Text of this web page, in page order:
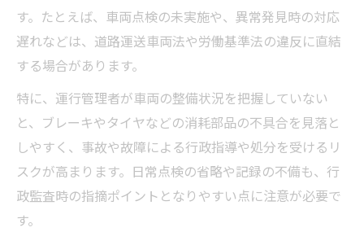
す。たとえば、車両点検の未実施や、異常発見時の対応
遅れなどは、道路運送車両法や労働基準法の違反に直結
する場合があります。
特に、運行管理者が車両の整備状況を把握していない
と、ブレーキやタイヤなどの消耗部品の不具合を見落と
しやすく、事故や故障による行政指導や処分を受けるリ
スクが高まります。日常点検の省略や記録の不備も、行
政監査時の指摘ポイントとなりやすい点に注意が必要で
す。